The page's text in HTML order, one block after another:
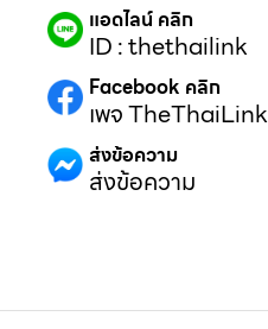
แอดไลน์ คลิก
ID : thethailink
Facebook คลิก
เพจ TheThaiLink
ส่งข้อความ
ส่งข้อความ